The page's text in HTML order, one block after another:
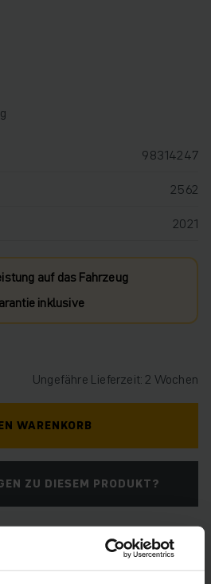
98314247
2562
2021
auf das Fahrzeug
inklusive
Ungefähre Lieferzeit: 2 Wochen
WARENKORB
ZU DIESEM PRODUKT?